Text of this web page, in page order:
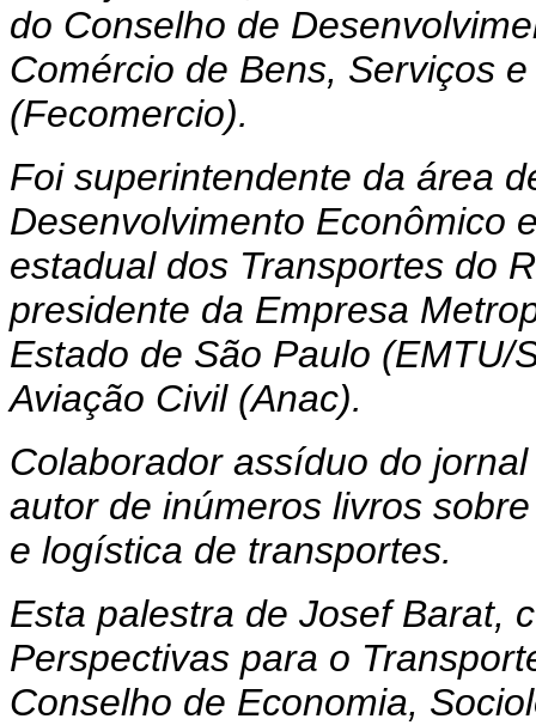
do Conselho de
Comércio de Bens, Serviços
(Fecomercio).
Foi superintendente da área
Desenvolvimento Econômico
estadual dos Transportes do
presidente da Empresa
Estado de São Paulo (EMTU/
Aviação Civil (Anac).
Colaborador assíduo do
autor de inúmeros livros
e logística de transportes.
Esta palestra de Josef Barat,
Perspectivas para o
Conselho de Economia,